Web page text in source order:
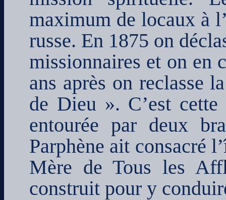
maximum de locaux à
russe. En 1875 on
missionnaires et on en
ans après on reclasse
de Dieu ». C’est
entourée par deux
Parphène ait consacré
Mère de Tous les
construit pour y